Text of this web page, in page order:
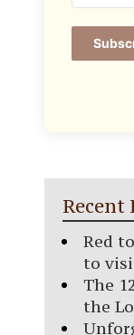
Recent
Red
to
The
the